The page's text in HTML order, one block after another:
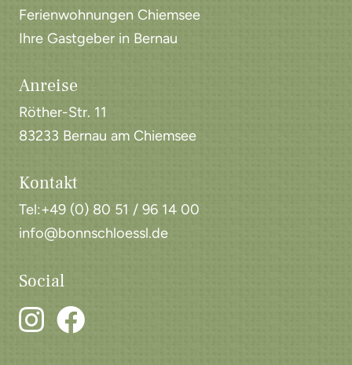
Ferienwohnungen Chiemsee
Ihre Gastgeber in Bernau
Anreise
Röther-Str. 11
83233 Bernau am Chiemsee
Kontakt
Tel:+49 (0) 80 51 / 96 14 00
info@bonnschloessl.de
Social
Facebook